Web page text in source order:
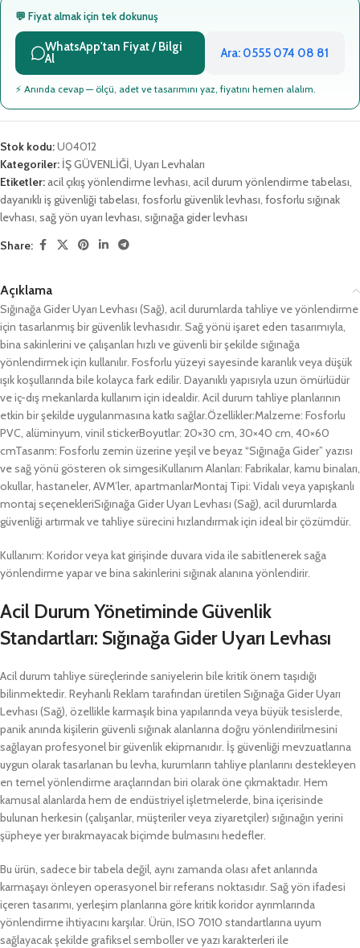
💬 Fiyat almak için tek dokunuş
WhatsApp'tan Fiyat / Bilgi
Al
Ara: 0555 074 08 81
⚡ Anında cevap — ölçü, adet ve tasarımını yaz, fiyatını hemen alalım.
Stok kodu:U04012
Kategoriler: İŞ GÜVENLİĞİ, Uyarı Levhaları
Etiketler:acil çıkış yönlendirme levhası, acil durum yönlendirme tabelası,
dayanıklı iş güvenliği tabelası, fosforlu güvenlik levhası, fosforlu sığınak
levhası, sağ yön uyarı levhası, sığınağa gider levhası
Share:
Açıklama
Sığınağa Gider Uyarı Levhası (Sağ), acil durumlarda tahliye ve yönlendirme
için tasarlanmış bir güvenlik levhasıdır. Sağ yönü işaret eden tasarımıyla,
bina sakinlerini ve çalışanları hızlı ve güvenli bir şekilde sığınağa
yönlendirmek için kullanılır. Fosforlu yüzeyi sayesinde karanlık veya düşük
ışık koşullarında bile kolayca fark edilir. Dayanıklı yapısıyla uzun ömürlüdür
ve iç-dış mekanlarda kullanım için idealdir. Acil durum tahliye planlarının
etkin bir şekilde uygulanmasına katkı sağlar.Özellikler:Malzeme: Fosforlu
PVC, alüminyum, vinil stickerBoyutlar: 20×30 cm, 30×40 cm, 40×60
cmTasarım: Fosforlu zemin üzerine yeşil ve beyaz “Sığınağa Gider” yazısı
ve sağ yönü gösteren ok simgesiKullanım Alanları: Fabrikalar, kamu binaları,
okullar, hastaneler, AVM’ler, apartmanlarMontaj Tipi: Vidalı veya yapışkanlı
montaj seçenekleriSığınağa Gider Uyarı Levhası (Sağ), acil durumlarda
güvenliği artırmak ve tahliye sürecini hızlandırmak için ideal bir çözümdür.
Kullanım: Koridor veya kat girişinde duvara vida ile sabitlenerek sağa
yönlendirme yapar ve bina sakinlerini sığınak alanına yönlendirir.
Acil Durum Yönetiminde Güvenlik
Standartları: Sığınağa Gider Uyarı Levhası
Acil durum tahliye süreçlerinde saniyelerin bile kritik önem taşıdığı
bilinmektedir. Reyhanlı Reklam tarafından üretilen Sığınağa Gider Uyarı
Levhası (Sağ), özellikle karmaşık bina yapılarında veya büyük tesislerde,
panik anında kişilerin güvenli sığınak alanlarına doğru yönlendirilmesini
sağlayan profesyonel bir güvenlik ekipmanıdır. İş güvenliği mevzuatlarına
uygun olarak tasarlanan bu levha, kurumların tahliye planlarını destekleyen
en temel yönlendirme araçlarından biri olarak öne çıkmaktadır. Hem
kamusal alanlarda hem de endüstriyel işletmelerde, bina içerisinde
bulunan herkesin (çalışanlar, müşteriler veya ziyaretçiler) sığınağın yerini
şüpheye yer bırakmayacak biçimde bulmasını hedefler.
Bu ürün, sadece bir tabela değil, aynı zamanda olası afet anlarında
karmaşayı önleyen operasyonel bir referans noktasıdır. Sağ yön ifadesi
içeren tasarımı, yerleşim planlarına göre kritik koridor ayrımlarında
yönlendirme ihtiyacını karşılar. Ürün, ISO 7010 standartlarına uyum
sağlayacak şekilde grafiksel semboller ve yazı karakterleri ile